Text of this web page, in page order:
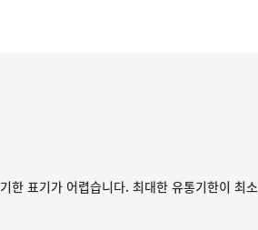
한 표기가 어렵습니다. 최대한 유통기한이 최